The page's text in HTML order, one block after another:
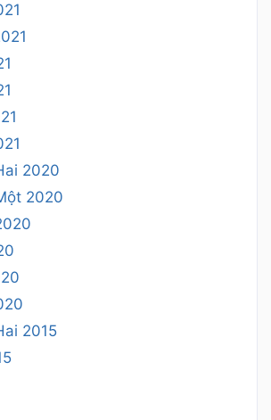
2020
2020
2015